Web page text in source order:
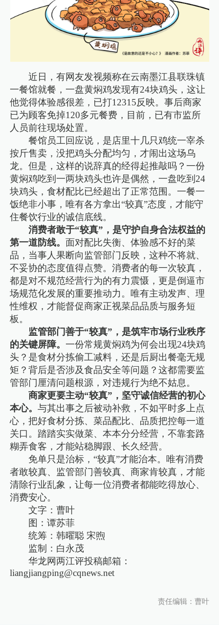
近日，有网友发视频称在云南墨江县联珠镇
一餐馆就餐，一盘黄焖鸡发现有24块鸡头，这让
他觉得体验感很差，已打12315反映。事后商家
已为顾客免掉120多元餐费，目前，已有市监所
人员前往现场处置。
餐馆员工回应说，是店里十几只鸡统一宰杀
按斤售卖，没把鸡头分配均匀，才闹出这场乌
龙。但是，这样的说辞真的经得起推敲吗？一份
黄焖鸡吃到一两块鸡头也许是偶然，一盘吃到24
块鸡头，食材配比已经超出了正常范围。一餐一
饭绝非小事，唯有各方拿出“较真”态度，才能守
住餐饮行业的诚信底线。
消费者敢于“较真”，是守护自身合法权益的
第一道防线。面对配比失衡、体验感不好的菜
品，当事人果断向监管部门反映，这种不将就、
不妥协的态度值得点赞。消费者的每一次较真，
都是对不规范经营行为的有力震慑，更是倒逼市
场规范化发展的重要推动力。唯有主动发声、理
性维权，才能督促商家正视菜品品质与服务短
板。
监管部门善于“较真”，是筑牢市场行业秩序
的关键屏障。一份常规黄焖鸡为何会出现24块鸡
头？是食材分拣偷工减料，还是后厨出餐毫无规
矩？背后是否涉及食品安全等问题？这都需要监
管部门厘清问题根源，对违规行为绝不姑息。
商家更要主动“较真”，坚守诚信经营的初心
本心。与其出事之后被动补救，不如平时多上点
心，把好食材分拣、菜品配比、品质把控每一道
关口。踏踏实实做菜、本本分分经营，不靠套路
糊弄食客，才能站稳脚跟、长久经营。
免单只是治标，“较真”才能治本。唯有消费
者敢较真、监管部门善较真、商家肯较真，才能
清除行业乱象，让每一位消费者都能吃得放心、
消费安心。
文字：曹叶
图：谭苏菲
统筹：韩曜聪 宋煦
监制：白永茂
华龙网两江评投稿邮箱：
liangjiangping@cqnews.net
责任编辑：曹叶